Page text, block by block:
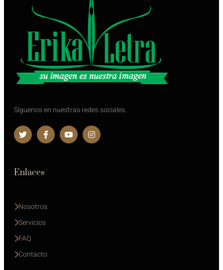
Síguenos en nuestras redes sociales.
Enlaces
Nosotros
Servicios
FAQ
Contacto